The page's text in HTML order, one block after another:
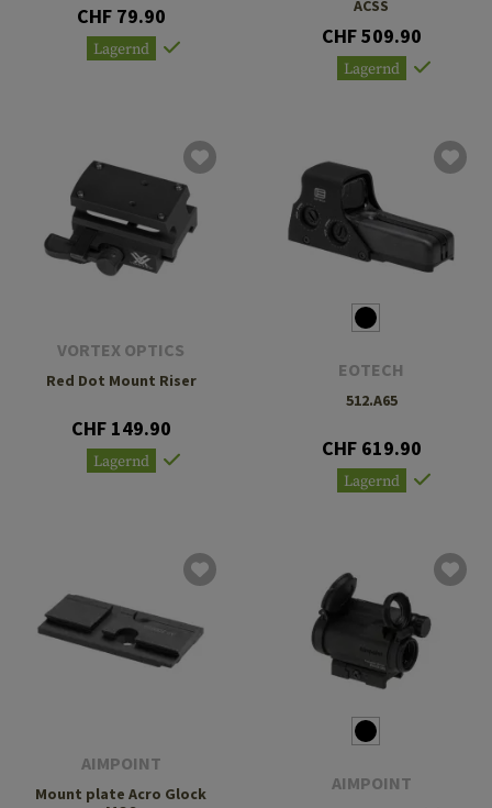
CHF 79.90
Lagernd
ACSS
CHF 509.90
Lagernd
VORTEX OPTICS
Red Dot Mount Riser
CHF 149.90
Lagernd
EOTECH
512.A65
CHF 619.90
Lagernd
AIMPOINT
Mount plate Acro Glock
AIMPOINT